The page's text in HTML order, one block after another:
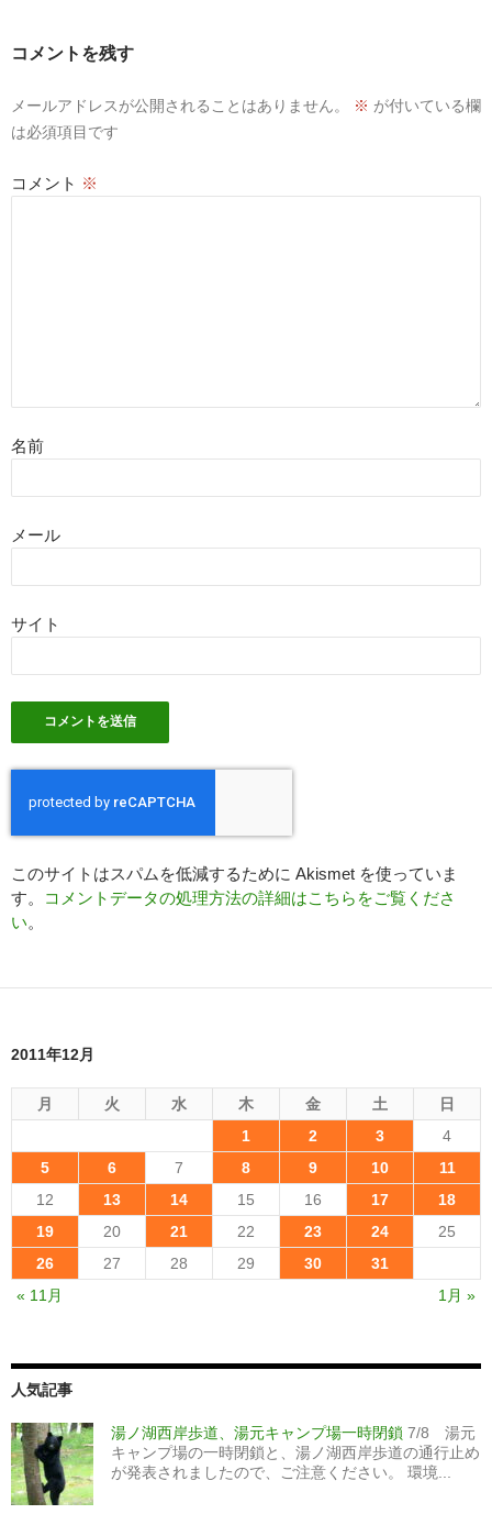
コメントを残す
メールアドレスが公開されることはありません。 ※ が付いている欄
は必須項目です
コメント ※
名前
メール
サイト
このサイトはスパムを低減するために Akismet を使っていま
す。
コメントデータの処理方法の詳細はこちらをご覧くださ
い。
2011年12月
月 火 水 木 金 土
日
1
2 3
4
5
6 7 8 9 10
11
12
13 14 15 16 17
18
19
20 21 22 23 24
25
26
27 28 29 30
31
« 11月
1月 »
人気記事
湯ノ湖西岸歩道、湯元キャンプ場一時閉鎖 7/8 湯元
キャンプ場の一時閉鎖と、湯ノ湖西岸歩道の通行止め
が発表されましたので、ご注意ください。 環境...